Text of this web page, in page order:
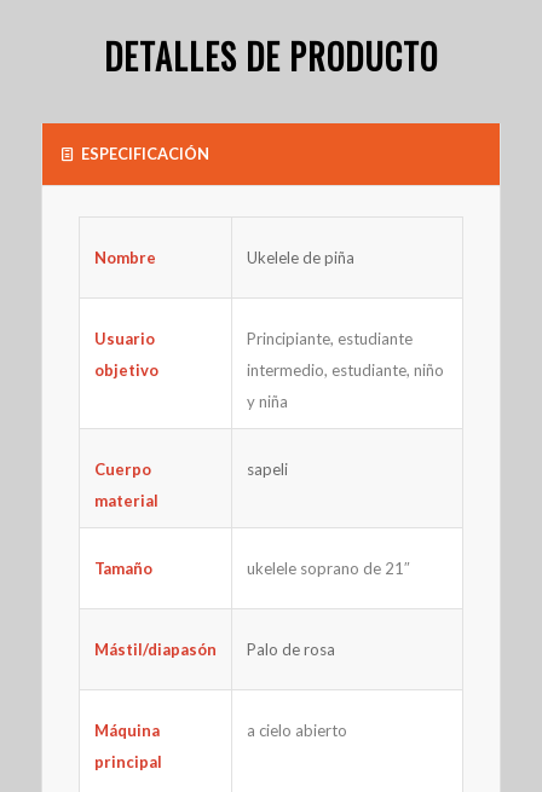
DETALLES DE PRODUCTO
ESPECIFICACIÓN
Nombre Ukelele de piña
Usuario
objetivo
Principiante, estudiante
intermedio, estudiante, niño
y niña
Cuerpo
material
sapeli
Tamaño ukelele soprano de 21″
Mástil/diapasón Palo de rosa
Máquina
principal
a cielo abierto